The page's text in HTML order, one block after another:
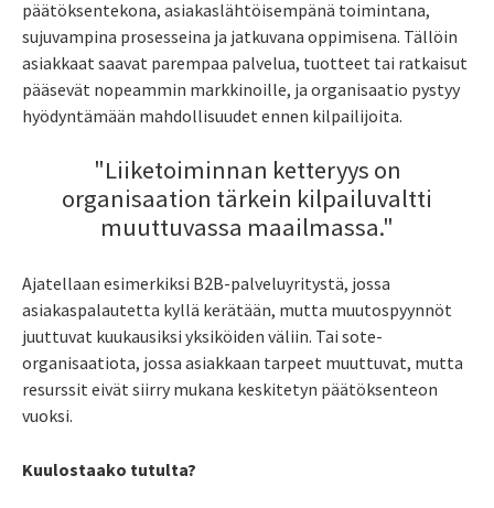
päätöksentekona, asiakaslähtöisempänä toimintana,
sujuvampina prosesseina ja jatkuvana oppimisena. Tällöin
asiakkaat saavat parempaa palvelua, tuotteet tai ratkaisut
pääsevät nopeammin markkinoille, ja organisaatio pystyy
hyödyntämään mahdollisuudet ennen kilpailijoita.
"Liiketoiminnan ketteryys on
organisaation tärkein kilpailuvaltti
muuttuvassa maailmassa."
Ajatellaan esimerkiksi B2B-palveluyritystä, jossa
asiakaspalautetta kyllä kerätään, mutta muutospyynnöt
juuttuvat kuukausiksi yksiköiden väliin. Tai sote-
organisaatiota, jossa asiakkaan tarpeet muuttuvat, mutta
resurssit eivät siirry mukana keskitetyn päätöksenteon
vuoksi.
Kuulostaako tutulta?